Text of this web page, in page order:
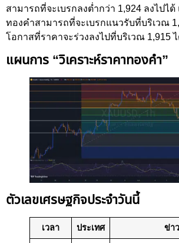
สามารถที่จะเบรกลงต่ำกว่า 1,924 ลงไปไ
ทองคำสามารถที่จะเบรกแนวรับที่บริเวณ
โอกาสที่ราคาจะร่วงลงไปที่บริเวณ 1,915
แผนการ “วิเคราะห์ราคาทองคำ”
ตัวเลขเศรษฐกิจประจำวันนี้
เวลา ประเทศ ข่าว